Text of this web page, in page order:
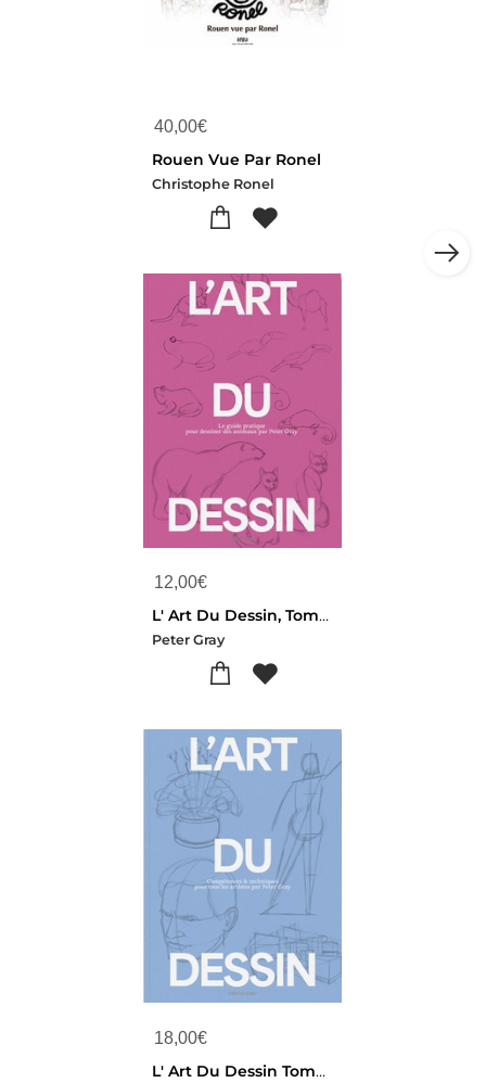
40,00€
Rouen Vue Par Ronel
Christophe Ronel
12,00€
L' Art Du Dessin, Tome 3 : Le Guide Pratique Du Dessin Animalier
Peter Gray
18,00€
L' Art Du Dessin Tome 1 : Competences Et Techniques Pour Tous Les Artistes